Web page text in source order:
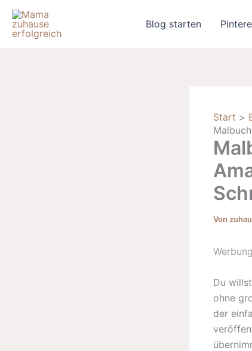
Zum
Inhalt
springen
Blog starten
Start
Von
Du
ohne
der